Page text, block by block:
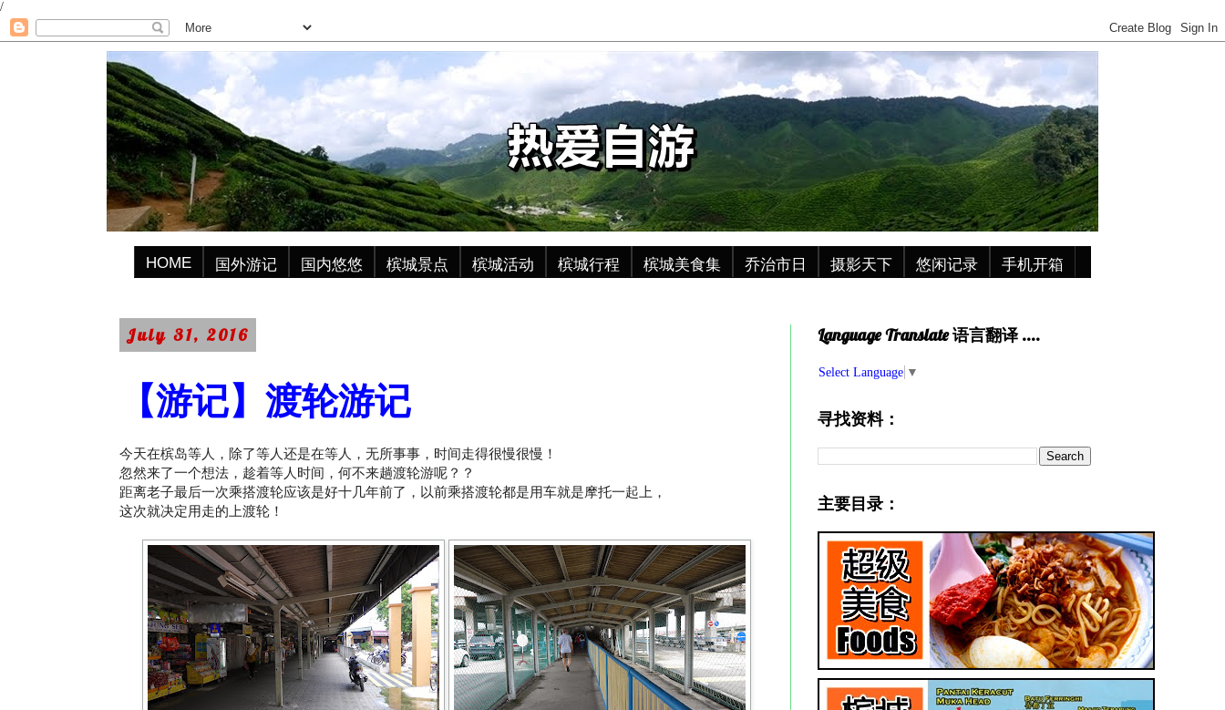
/
HOME 国外游记 国内悠悠 槟城景点 槟城活动 槟城行程 槟城美食集 乔治市日 摄影天下 悠闲记录 手机开箱
July 31, 2016
【游记】渡轮游记
今天在槟岛等人，除了等人还是在等人，无所事事，时间走得很慢很慢！
忽然来了一个想法，趁着等人时间，何不来趟渡轮游呢？？
距离老子最后一次乘搭渡轮应该是好十几年前了，以前乘搭渡轮都是用车就是摩托一起上，
这次就决定用走的上渡轮！
Language Translate 语言翻译 ....
Select Language ▼
寻找资料：
主要目录：